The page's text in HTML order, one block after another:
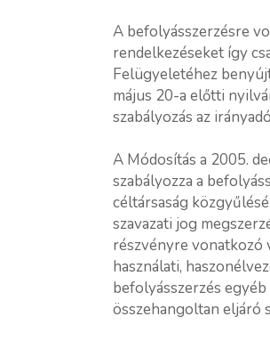
A befolyásszerzésre
rendelkezéseket így
Felügyeletéhez
május 20-a előtti
szabályozás az
A Módosítás a 2005.
szabályozza a
céltársaság
szavazati jog
részvényre vonatkozó
használati,
befolyásszerzés
összehangoltan eljáró